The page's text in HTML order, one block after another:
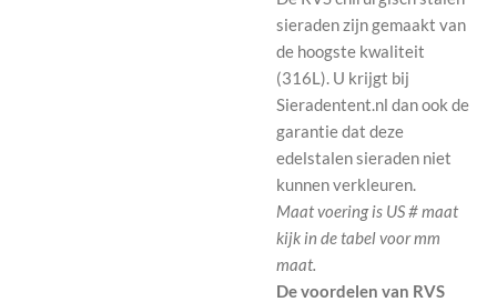
sieraden zijn gemaakt van
de hoogste kwaliteit
(316L). U krijgt bij
Sieradentent.nl dan ook de
garantie dat deze
edelstalen sieraden niet
kunnen verkleuren.
Maat voering is US # maat
kijk in de tabel voor mm
maat.
De voordelen van RVS